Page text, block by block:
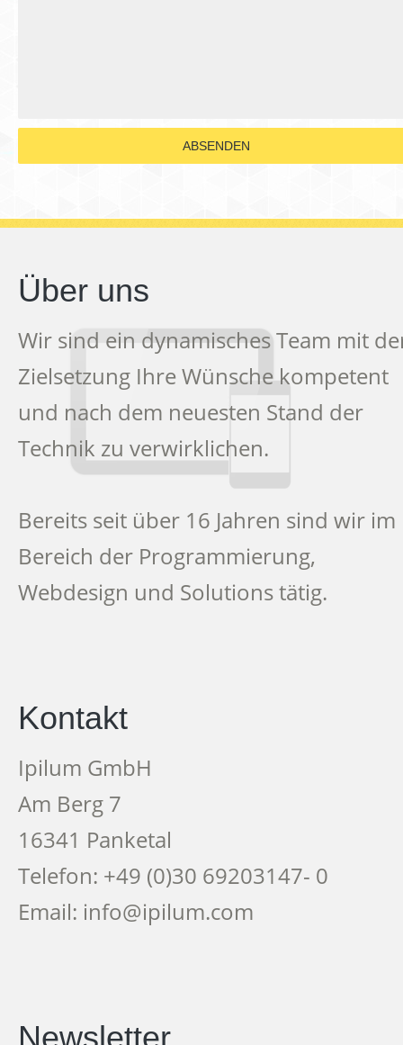
ABSENDEN
Über uns
Wir sind ein dynamisches Team mit
Zielsetzung Ihre Wünsche kompetent
und nach dem neuesten Stand der
Technik zu verwirklichen.
Bereits seit über 16 Jahren sind wir im
Bereich der Programmierung,
Webdesign und Solutions tätig.
Kontakt
Ipilum GmbH
Am Berg 7
16341 Panketal
Telefon: +49 (0)30 69203147- 0
Email: info@ipilum.com
Newsletter